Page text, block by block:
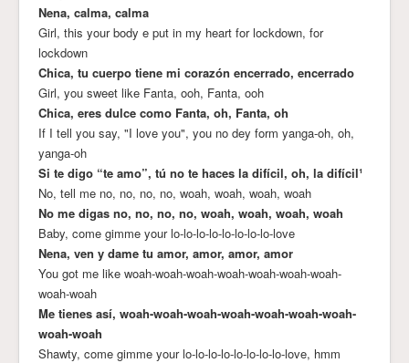
Nena, calma, calma
Girl, this your body e put in my heart for lockdown, for
lockdown
Chica, tu cuerpo tiene mi corazón encerrado, encerrado
Girl, you sweet like Fanta, ooh, Fanta, ooh
Chica, eres dulce como Fanta, oh, Fanta, oh
If I tell you say, "I love you", you no dey form yanga-oh, oh,
yanga-oh
Si te digo “te amo”, tú no te haces la difícil, oh, la difícil¹
No, tell me no, no, no, no, woah, woah, woah, woah
No me digas no, no, no, no, woah, woah, woah, woah
Baby, come gimme your lo-lo-lo-lo-lo-lo-lo-lo-love
Nena, ven y dame tu amor, amor, amor, amor
You got me like woah-woah-woah-woah-woah-woah-woah-
woah-woah
Me tienes así, woah-woah-woah-woah-woah-woah-woah-
woah-woah
Shawty, come gimme your lo-lo-lo-lo-lo-lo-lo-lo-love, hmm